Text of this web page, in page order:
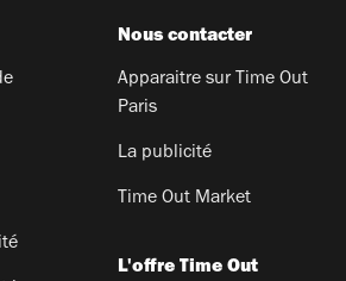
Nous contacter
Apparaitre sur Time Out
Paris
La publicité
Time Out Market
L'offre Time Out